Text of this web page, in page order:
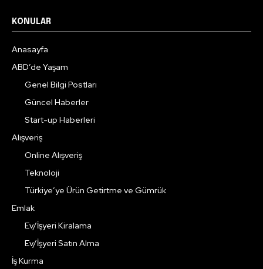
KONULAR
Anasayfa
ABD’de Yaşam
Genel Bilgi Postları
Güncel Haberler
Start-up Haberleri
Alışveriş
Online Alışveriş
Teknoloji
Türkiye’ye Ürün Getirtme ve Gümrük
Emlak
Ev/İşyeri Kiralama
Ev/İşyeri Satın Alma
İş Kurma